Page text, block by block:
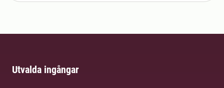
Utvalda ingångar